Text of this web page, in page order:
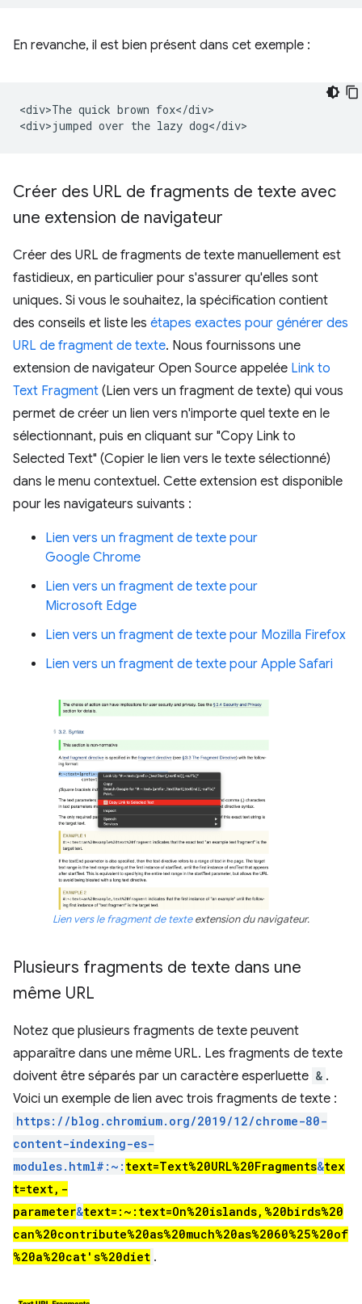
En revanche, il est bien présent dans cet exemple :
<div>The quick brown fox</div>
Créer des URL de fragments de texte avec
une extension de navigateur
Créer des URL de fragments de texte manuellement est
fastidieux, en particulier pour s'assurer qu'elles sont
uniques. Si vous le souhaitez, la spécification contient
des conseils et liste les étapes exactes pour générer des
URL de fragment de texte. Nous fournissons une
extension de navigateur Open Source appelée Link to
Text Fragment (Lien vers un fragment de texte) qui vous
permet de créer un lien vers n'importe quel texte en le
sélectionnant, puis en cliquant sur "Copy Link to
Selected Text" (Copier le lien vers le texte sélectionné)
dans le menu contextuel. Cette extension est disponible
pour les navigateurs suivants :
Lien vers un fragment de texte pour
Google Chrome
Lien vers un fragment de texte pour
Microsoft Edge
Lien vers un fragment de texte pour Mozilla Firefox
Lien vers un fragment de texte pour Apple Safari
Lien vers le fragment de texteextension du navigateur.
Plusieurs fragments de texte dans une
même URL
Notez que plusieurs fragments de texte peuvent
apparaître dans une même URL. Les fragments de texte
doivent être séparés par un caractère esperluette & .
Voici un exemple de lien avec trois fragments de texte :
https://blog.chromium.org/2019/12/chrome-80-
content-indexing-es-
modules.html#:~: text=Text%20URL%20Fragments&tex
t=text,-
parameter&text=:~:text=On%20islands,%20birds%20
can%20contribute%20as%20much%20as%2060%25%20of
%20a%20cat's%20diet .